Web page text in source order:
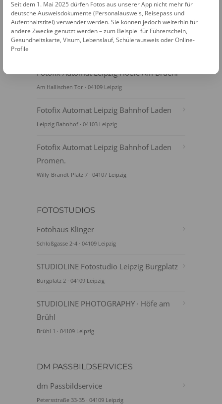
Fotofix Automat Leipzig Hoefe Am Bruehl
Am Hallischen Tor · 04109 Leipzig
Fotofix Automat Leipzig Bahnhof Laden
Leipzig Bahnhof · 04103 Leipzig
Fotofix Automat Leipzig Bahnhof Laden
Promen.
Willy-Brandt-Platz 7 · 04107 Leipzig
FOTOSTUDIOS
Fotohaus Klinger
Schloßgasse 2-4 · 04109 Leipzig
STUDIOLINE Fotostudio Leipzig Burgplatz
Burgplatz 2 · 04109 Leipzig
STUDIOLINE PHOTOGRAPHY · Höfe am
Brühl
Brühl 1 · 04109 Leipzig
DM PASSBILDSERVICES
dm Passbildservice
Petersstraße 33-35 · 04109 Leipzig
Seit dem 1. Mai 2025 dürfen Fotos aus unserer App nicht mehr für
deutsche Ausweisdokumente (Personalausweis, Reisepass und
Aufenthaltstitel) verwendet werden. Sie können jedoch weiterhin für
andere Zwecke genutzt werden – zum Beispiel für Führerschein,
Gesundheitskarte, Visum, Lebenslauf, Schülerausweis oder Online-
Profile